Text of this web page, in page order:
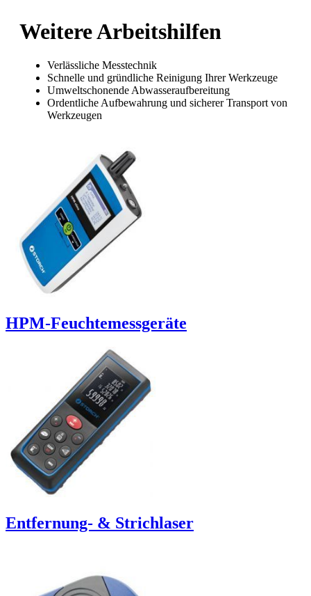
Weitere Arbeitshilfen
Verlässliche Messtechnik
Schnelle und gründliche Reinigung Ihrer Werkzeuge
Umweltschonende Abwasseraufbereitung
Ordentliche Aufbewahrung und sicherer Transport von
Werkzeugen
HPM-Feuchtemessgeräte
Entfernung- & Strichlaser